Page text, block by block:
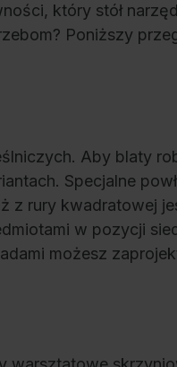
który stół
Poniższy
Aby blaty
Specjalne
z rury kwadratowej
w pozycji
możesz